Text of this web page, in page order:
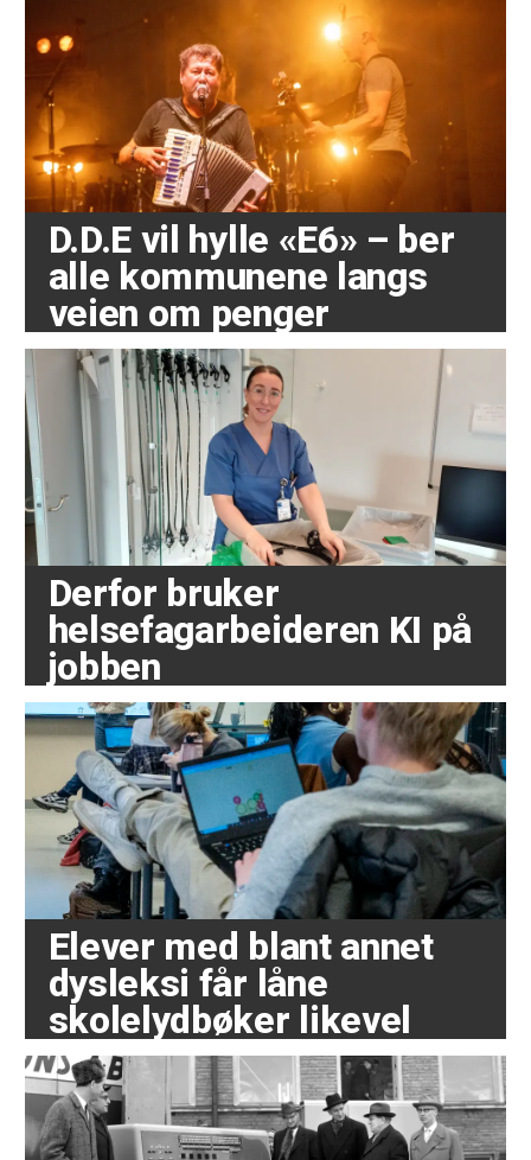
D.D.E vil hylle «E6» – ber
alle kommunene langs
veien om penger
Derfor bruker
helsefagarbeideren KI på
jobben
Elever med blant annet
dysleksi får låne
skolelydbøker likevel